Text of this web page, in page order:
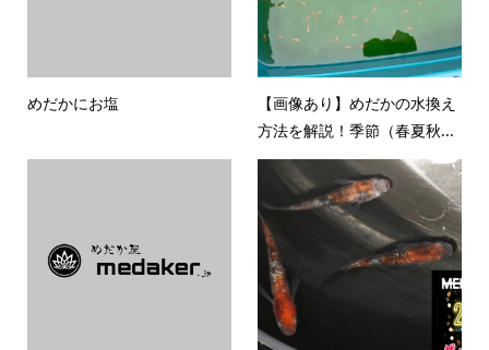
めだかにお塩
【画像あり】めだかの水換え
方法を解説！季節（春夏秋...